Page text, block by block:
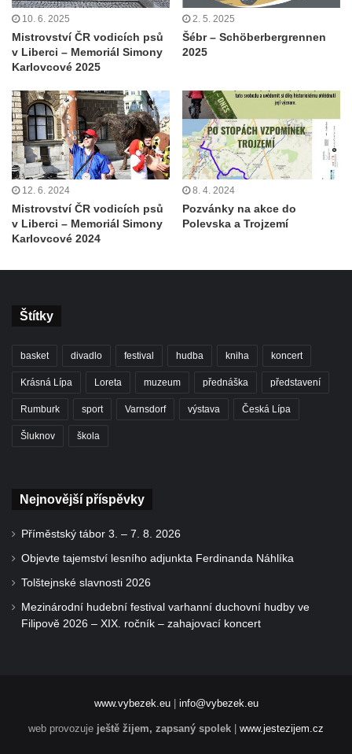
10. 6. 2025
Mistrovství ČR vodicích psů
v Liberci – Memoriál Simony
Karlovcové 2025
2. 5. 2025
Šébr – Schöberbergrennen
2025
12. 6. 2024
Mistrovství ČR vodicích psů
v Liberci – Memoriál Simony
Karlovcové 2024
8. 4. 2024
Pozvánky na akce do
Polevska a Trojzemí
Štítky
basket divadlo festival hudba kniha koncert
Krásná Lípa Loreta muzeum přednáška představení
Rumburk sport Varnsdorf výstava Česká Lípa
Šluknov škola
Nejnovější příspěvky
Příměstský tábor 3. – 7. 8. 2026
Objevte tajemství lesního adjunkta Ferdinanda Náhlíka
Tolštejnské slavnosti 2026
Mezinárodní hudební festival varhanní duchovní hudby ve
Filipově 2026 – XIX. ročník – zahajovací koncert
www.vybezek.eu| info@vybezek.eu
web provozuje ještě žijem, zapsaný spolek www.jestezijem.cz